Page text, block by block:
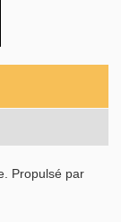
Propulsé par